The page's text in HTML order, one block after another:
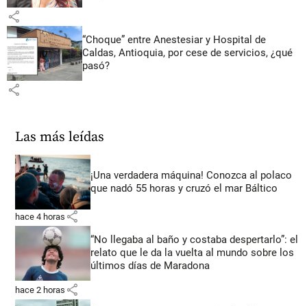
share
“Choque” entre Anestesiar y Hospital de
Caldas, Antioquia, por cese de servicios, ¿qué
pasó?
share
Las más leídas
¡Una verdadera máquina! Conozca al polaco
que nadó 55 horas y cruzó el mar Báltico
hace 4 horas share
“No llegaba al baño y costaba despertarlo”: el
relato que le da la vuelta al mundo sobre los
últimos días de Maradona
hace 2 horas share